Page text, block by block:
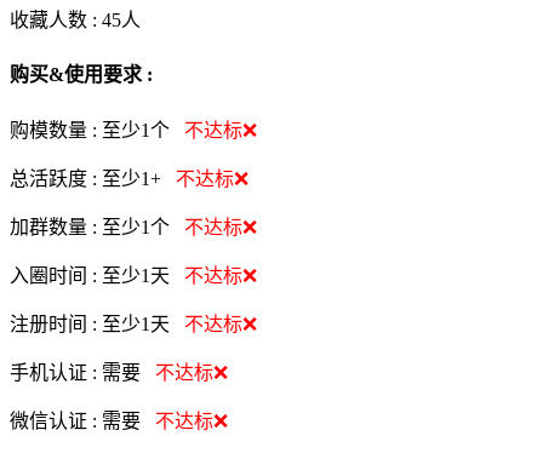
收藏人数 : 45人
购买&使用要求 :
购模数量 : 至少1个 不达标❌
总活跃度 : 至少1+ 不达标❌
加群数量 : 至少1个 不达标❌
入圈时间 : 至少1天 不达标❌
注册时间 : 至少1天 不达标❌
手机认证 : 需要 不达标❌
微信认证 : 需要 不达标❌